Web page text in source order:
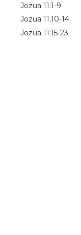
Jozua 11:1-9
Jozua 11:10-14
Jozua 11:15-23